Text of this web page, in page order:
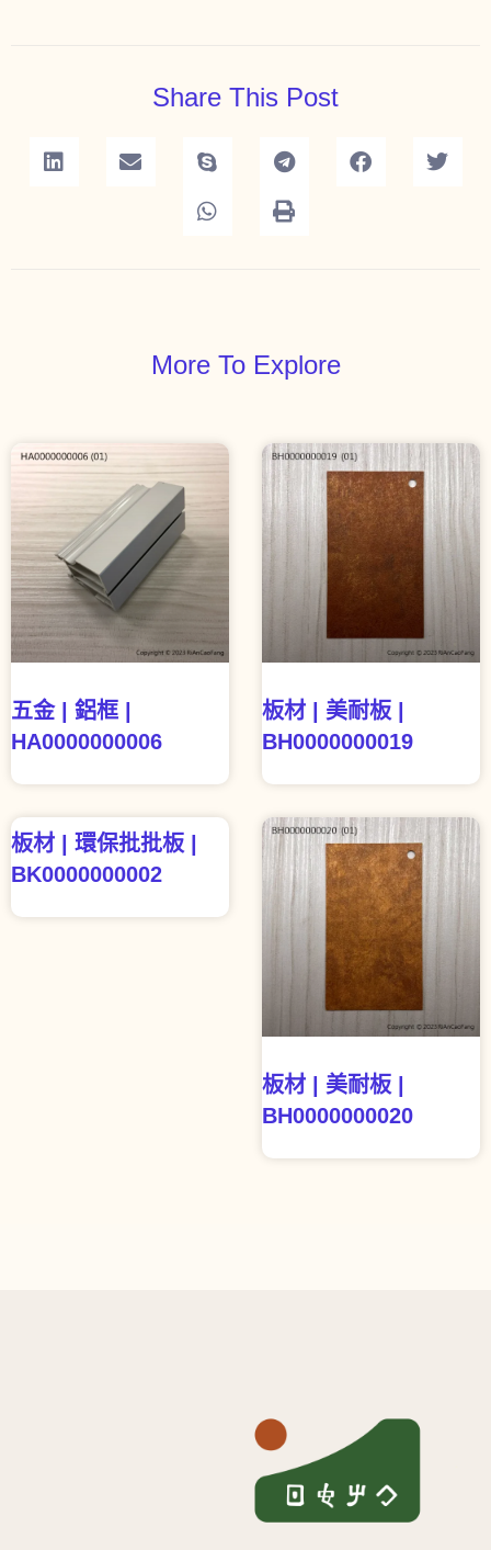
Share This Post
More To Explore
五金 | 鋁框 |
HA0000000006
板材 | 美耐板 |
BH0000000019
板材 | 環保批批板 |
BK0000000002
板材 | 美耐板 |
BH0000000020